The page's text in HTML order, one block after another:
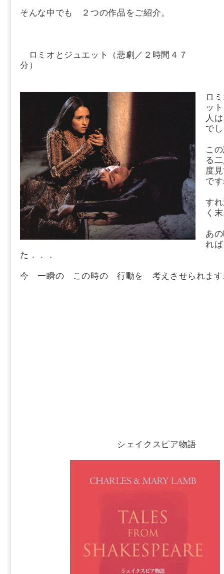
そんな中でも ２つの作品をご紹介。
ロミオとジュエット（悲劇／２時間４７
分
ロ
ッ
人
で
こ
る
度
で
す
く
あ
れ
た．．．
今 一瞬の この時の 行動を 考えさせられます
シェイクスピア物語